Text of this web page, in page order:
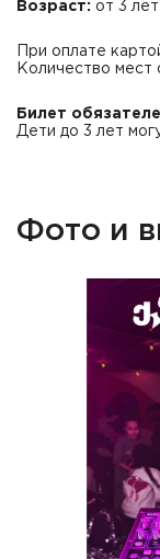
Возраст: от 3 лет
При оплате
Количество мест
Билет
Дети до 3 лет
Фото и